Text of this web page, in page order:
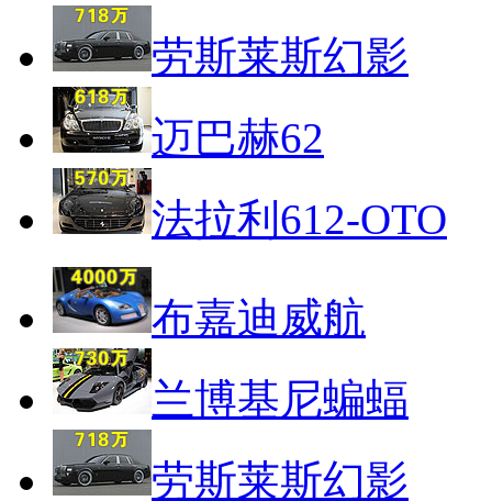
劳斯莱斯幻影
迈巴赫62
法拉利612-OTO
布嘉迪威航
兰博基尼蝙蝠
劳斯莱斯幻影